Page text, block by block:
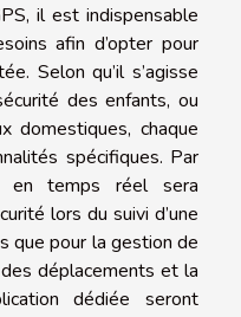
il est indispensable
afin d’opter pour
Selon qu’il s’agisse
des enfants, ou
domestiques, chaque
spécifiques. Par
en temps réel sera
lors du suivi d’une
que pour la gestion de
déplacements et la
dédiée seront